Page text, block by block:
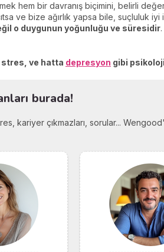
hem bir davranış biçimini, belirli
ve bize ağırlık yapsa bile, suçluluk
o duygunun yoğunluğu ve süresidir
stres, ve hatta depresyon gibi
burada!
kariyer çıkmazları, sorular...